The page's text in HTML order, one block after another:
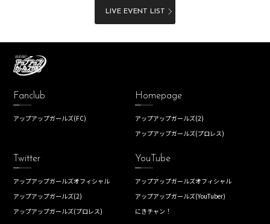
LIVE EVENT LIST
Fanclub
アップアップガールズ(FC)
Homepage
アップアップガールズ(2)
アップアップガールズ(プロレス)
Twitter
アップアップガールズオフィシャル
アップアップガールズ(2)
アップアップガールズ(プロレス)
YouTube
アップアップガールズオフィシャル
アップアップガールズ(YouTuber)
にきチャン！